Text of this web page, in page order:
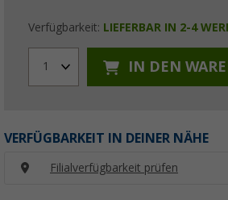
Verfügbarkeit: LIEFERBAR IN 2-4
1 IN DEN
VERFÜGBARKEIT IN DEINER NÄHE
Filialverfügbarkeit prüfen